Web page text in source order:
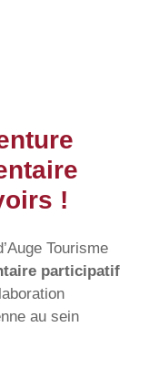
!
Tourisme
participatif
au sein